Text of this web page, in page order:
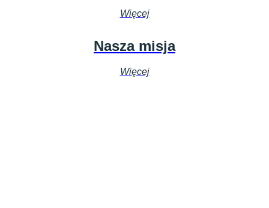
Więcej
Nasza misja
Więcej